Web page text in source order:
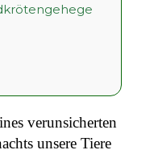
verunsicherten
unsere Tiere